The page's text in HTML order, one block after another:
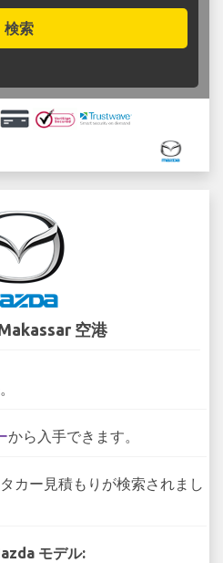
検索
空港
。
から入手できます。
カー見積もりが検索されまし
モデル: